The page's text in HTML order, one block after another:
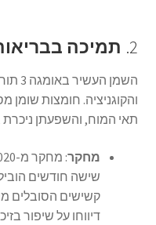
2. תמיכה
השמן
תאי המוח, והשפעתן ניכרת
מחקר
שישה חודשים
קשישים הסובלים
דיווחו על שיפור